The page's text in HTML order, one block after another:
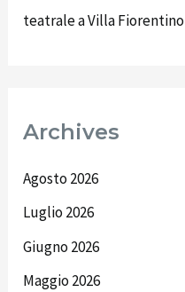
teatrale a Villa Fiorentino
Archives
Agosto 2026
Luglio 2026
Giugno 2026
Maggio 2026